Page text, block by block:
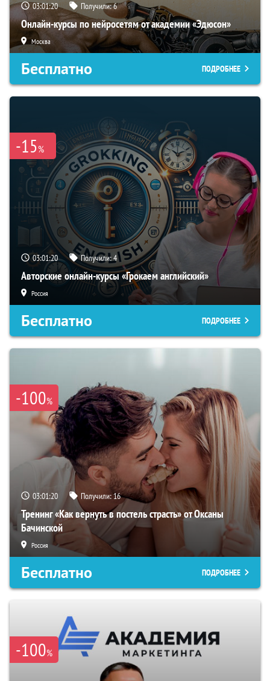
03:01:19 Получили:6
Онлайн-курсы по нейросетям от академии «Эдюсон»
Москва
Бесплатно ПОДРОБНЕЕ
-15%
03:01:19 Получили:4
Авторские онлайн-курсы «Грокаем английский»
Россия
Бесплатно ПОДРОБНЕЕ
-100%
03:01:19 Получили:16
Тренинг «Как вернуть в постель страсть» от Оксаны
Бачинской
Россия
Бесплатно ПОДРОБНЕЕ
-100%